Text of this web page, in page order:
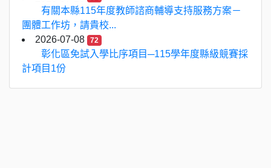
有關本縣115年度教師諮商輔導支持服務方案－
團體工作坊，請貴校...
2026-07-08
72
彰化區免試入學比序項目─115學年度縣級競賽採
計項目1份